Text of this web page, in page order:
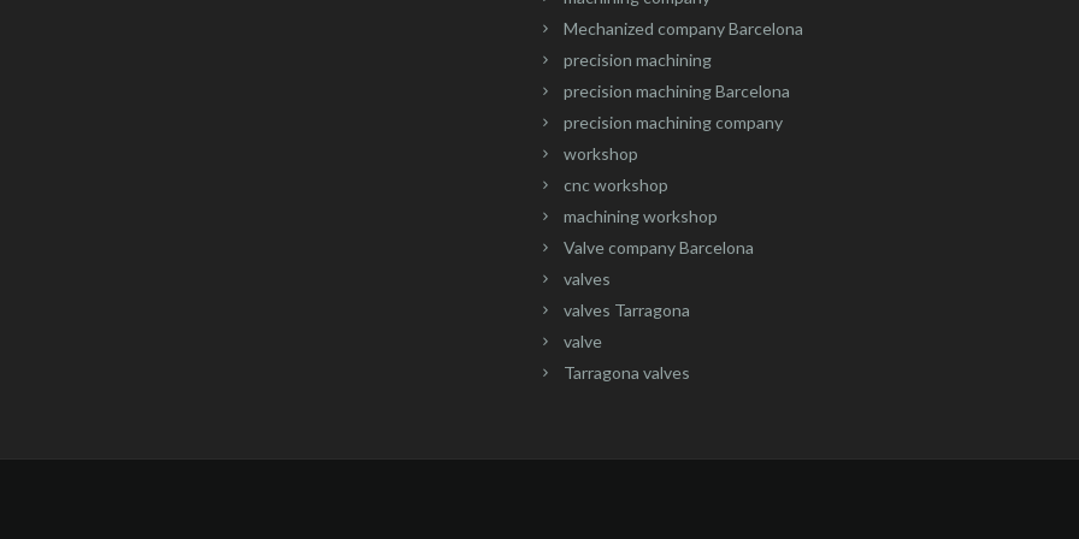
Mechanized company Barcelona
precision machining
precision machining Barcelona
precision machining company
workshop
cnc workshop
machining workshop
Valve company Barcelona
valves
valves Tarragona
valve
Tarragona valves